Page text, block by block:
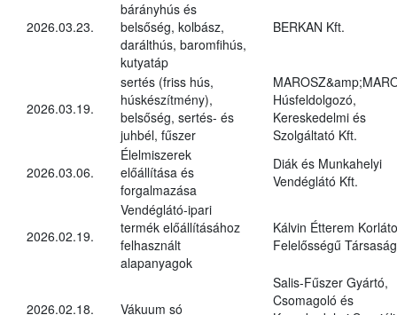
2026.03.23.
bárányhús és
belsőség, kolbász,
darálthús, baromfihús,
kutyatáp
BERKAN Kft.
2026.03.19.
sertés (friss hús,
húskészítmény),
belsőség, sertés- és
juhbél, fűszer
Húsfeldolgozó,
Kereskedelmi és
Szolgáltató Kft.
2026.03.06.
Élelmiszerek
előállítása és
forgalmazása
Diák és Munkahelyi
Vendéglátó Kft.
2026.02.19.
Vendéglátó-ipari
termék előállításához
felhasznált
alapanyagok
Kálvin Étterem
Felelősségű Társaság
2026.02.18. Vákuum só
Salis-Fűszer Gyártó,
Csomagoló és